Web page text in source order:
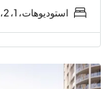
استوديوهات، 1، 2، 3 غرف نوم